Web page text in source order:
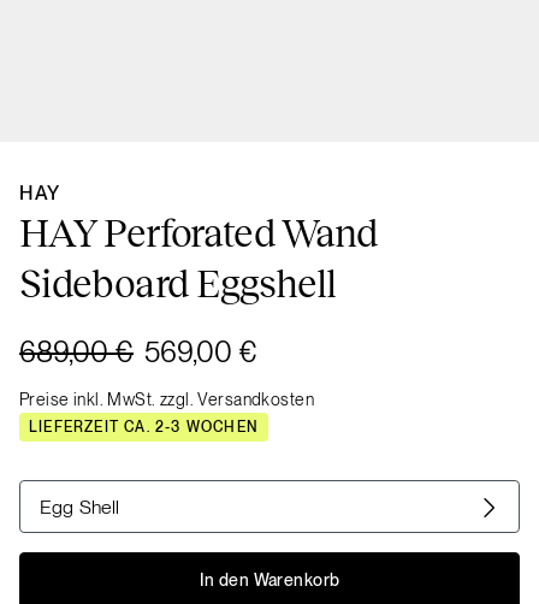
HAY
HAY Perforated Wand
Sideboard Eggshell
689,00 € 569,00 €
Preise inkl. MwSt. zzgl. Versandkosten
LIEFERZEIT CA. 2-3 WOCHEN
Egg Shell
In den Warenkorb